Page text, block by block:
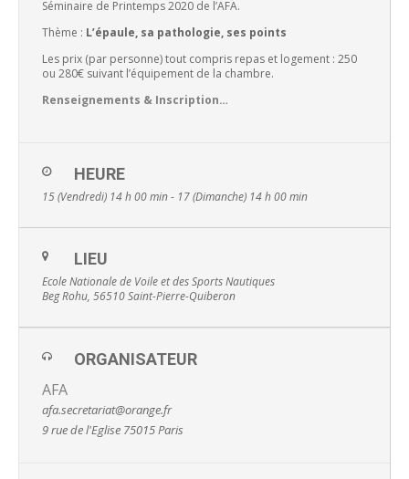
Séminaire de Printemps 2020 de l’AFA.
Thème : L’épaule, sa pathologie, ses points
Les prix (par personne) tout compris repas et logement : 250
ou 280€ suivant l’équipement de la chambre.
Renseignements & Inscription…
HEURE
15 (Vendredi) 14 h 00 min - 17 (Dimanche) 14 h 00 min
LIEU
Ecole Nationale de Voile et des Sports Nautiques
Beg Rohu, 56510 Saint-Pierre-Quiberon
ORGANISATEUR
AFA
afa.secretariat@orange.fr
9 rue de l'Eglise 75015 Paris